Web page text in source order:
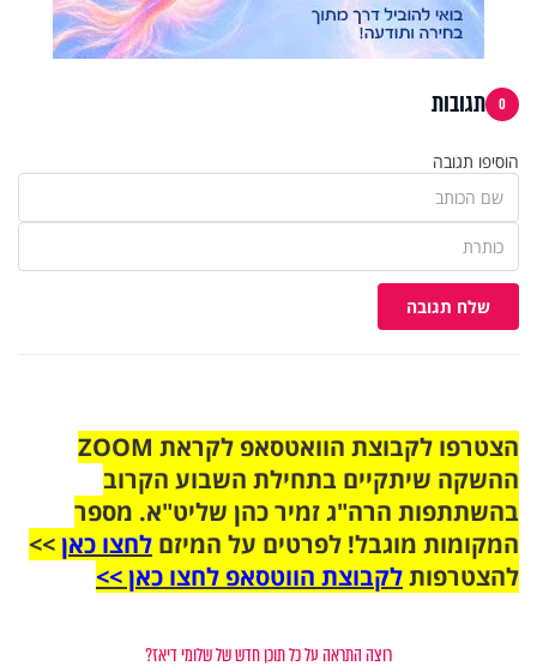
0 תגובות
הוסיפו תגובה
שלח תגובה
הצטרפו לקבוצת הוואטסאפ לקראת ZOOM
ההשקה שיתקיים בתחילת השבוע הקרוב
בהשתתפות הרה"ג זמיר כהן שליט"א. מספר
המקומות מוגבל! לפרטים על המיזם לחצו כאן>>
להצטרפותלקבוצת הווטסאפ לחצו כאן >>
רוצה התראה על כל תוכן חדש של שלומי דיאז?